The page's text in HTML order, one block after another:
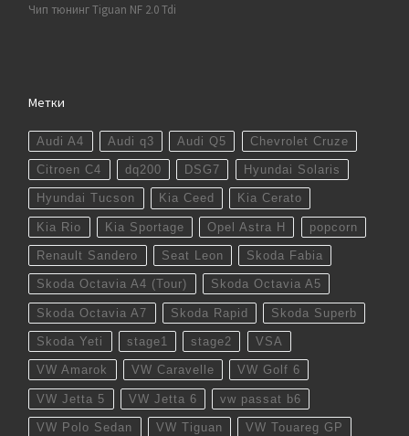
Чип тюнинг Tiguan NF 2.0 Tdi
Метки
Audi A4 Audi q3 Audi Q5 Chevrolet Cruze
Citroen C4 dq200 DSG7 Hyundai Solaris
Hyundai Tucson Kia Ceed Kia Cerato
Kia Rio Kia Sportage Opel Astra H popcorn
Renault Sandero Seat Leon Skoda Fabia
Skoda Octavia A4 (Tour) Skoda Octavia A5
Skoda Octavia A7 Skoda Rapid Skoda Superb
Skoda Yeti stage1 stage2 VSA
VW Amarok VW Caravelle VW Golf 6
VW Jetta 5 VW Jetta 6 vw passat b6
VW Polo Sedan VW Tiguan VW Touareg GP